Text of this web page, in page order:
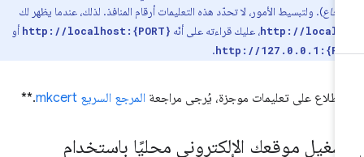
). ولتبسيط الأمور، لا تحدّد هذه التعليمات أرقام المنافذ. لذلك، عندما يظهر لك
http://، عليك قراءته على أنّه http://localhost:{PORT}أو
http://
.
على تعليمات موجزة، يُرجى مراجعةالمرجع السريع mkcert .**
موقعك الإلكتروني محليًا باستخدام